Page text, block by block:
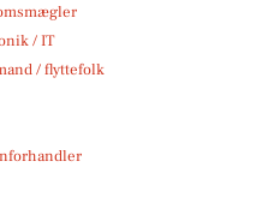
/ IT
/ flyttefolk